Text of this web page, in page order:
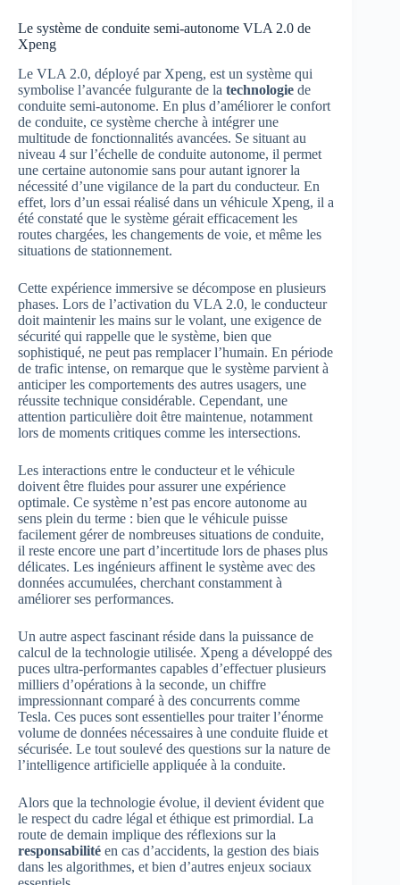
Le système de conduite semi-autonome VLA 2.0 de
Xpeng
Le VLA 2.0, déployé par Xpeng, est un système qui
symbolise l’avancée fulgurante de la technologie de
conduite semi-autonome. En plus d’améliorer le confort
de conduite, ce système cherche à intégrer une
multitude de fonctionnalités avancées. Se situant au
niveau 4 sur l’échelle de conduite autonome, il permet
une certaine autonomie sans pour autant ignorer la
nécessité d’une vigilance de la part du conducteur. En
effet, lors d’un essai réalisé dans un véhicule Xpeng, il a
été constaté que le système gérait efficacement les
routes chargées, les changements de voie, et même les
situations de stationnement.
Cette expérience immersive se décompose en plusieurs
phases. Lors de l’activation du VLA 2.0, le conducteur
doit maintenir les mains sur le volant, une exigence de
sécurité qui rappelle que le système, bien que
sophistiqué, ne peut pas remplacer l’humain. En période
de trafic intense, on remarque que le système parvient à
anticiper les comportements des autres usagers, une
réussite technique considérable. Cependant, une
attention particulière doit être maintenue, notamment
lors de moments critiques comme les intersections.
Les interactions entre le conducteur et le véhicule
doivent être fluides pour assurer une expérience
optimale. Ce système n’est pas encore autonome au
sens plein du terme : bien que le véhicule puisse
facilement gérer de nombreuses situations de conduite,
il reste encore une part d’incertitude lors de phases plus
délicates. Les ingénieurs affinent le système avec des
données accumulées, cherchant constamment à
améliorer ses performances.
Un autre aspect fascinant réside dans la puissance de
calcul de la technologie utilisée. Xpeng a développé des
puces ultra-performantes capables d’effectuer plusieurs
milliers d’opérations à la seconde, un chiffre
impressionnant comparé à des concurrents comme
Tesla. Ces puces sont essentielles pour traiter l’énorme
volume de données nécessaires à une conduite fluide et
sécurisée. Le tout soulevé des questions sur la nature de
l’intelligence artificielle appliquée à la conduite.
Alors que la technologie évolue, il devient évident que
le respect du cadre légal et éthique est primordial. La
route de demain implique des réflexions sur la
responsabilité en cas d’accidents, la gestion des biais
dans les algorithmes, et bien d’autres enjeux sociaux